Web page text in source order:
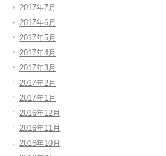
2017年7月
2017年6月
2017年5月
2017年4月
2017年3月
2017年2月
2017年1月
2016年12月
2016年11月
2016年10月